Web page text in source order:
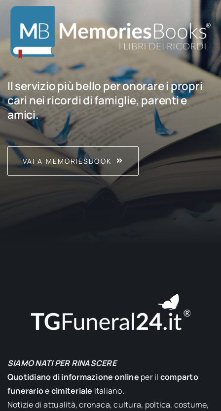
Il servizio più bello per onorare i propri
cari nei ricordi di famiglie, parenti e
amici.
VAI A MEMORIESBOOK
SIAMO NATI PER RINASCERE
Quotidiano di informazione online per il comparto
funerarioecimiteriale italiano.
Notizie di attualità, cronaca, cultura, poltica, costume,